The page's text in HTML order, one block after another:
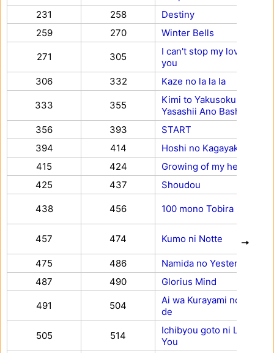
231
258
Destiny
259
270 Winter Bells
271 305
I can't stop my love for
you
306
332 Kaze no la la la
333 355
Kimi to Yakusokushita
Yasashii Ano Basho made
356
393
START
394
414
Hoshi no Kagayaki yo
415
424
Growing of my heart
425
437 Shoudou
438 456 100 mono Tobira
457 474 Kumo ni Notte
475 486
Namida no Yesterday
487
490 Glorius Mind
491 504
Ai wa Kurayami no naka
de
505 514
Ichibyou goto ni Love for
You